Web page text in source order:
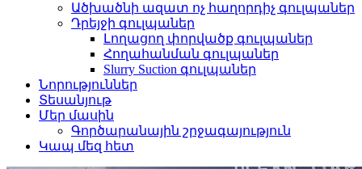
Ածխածնի ազատ ոչ հաղորդիչ գուլպաներ
Դրեյջի գուլպաներ
Լողացող փորվածք գուլպաներ
Հողահանման գուլպաներ
Slurry Suction գուլպաներ
Նորություններ
Տեսանյութ
Մեր մասին
Գործարանային շրջագայություն
Կապ մեզ հետ